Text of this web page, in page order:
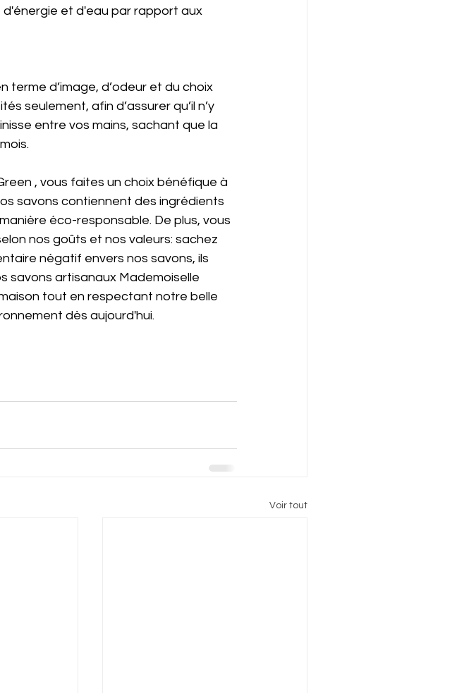
et d'eau par rapport aux
terme d’image, d’odeur et du choix
seulement, afin d’assurer qu’il n’y
entre vos mains, sachant que la
, vous faites un choix bénéfique à
savons contiennent des ingrédients
éco-responsable. De plus, vous
nos goûts et nos valeurs: sachez
négatif envers nos savons, ils
savons artisanaux Mademoiselle
tout en respectant notre belle
dès aujourd'hui.
Voir tout